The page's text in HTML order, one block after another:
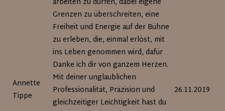
Annette
Tippe
Grenzen zu überschreiten, eine
Freiheit und Energie auf der Bühne
zu erleben, die, einmal erlöst, mit
ins Leben genommen wird, dafür
Danke ich dir von ganzem Herzen.
Mit deiner unglaublichen
Professionalität, Präzision und
gleichzeitiger Leichtigkeit hast du
26.11.2019